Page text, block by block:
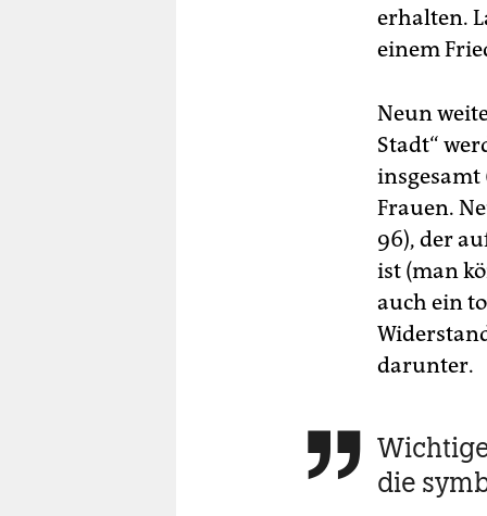
erhalten.
einem
Neun
Stadt“
insgesamt
Frauen.
96), der
ist (man
auch ein
darunter.

die